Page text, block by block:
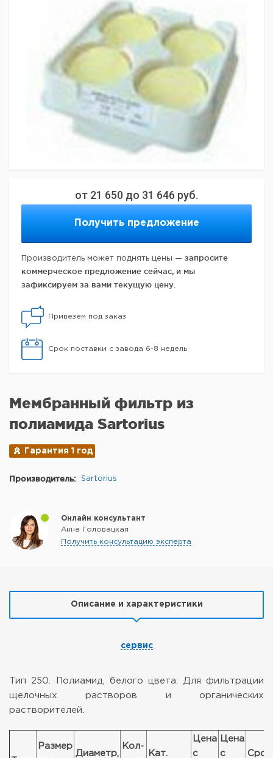
от 21 650 до 31 646 руб.
Получить предложение
Производитель может поднять цены — запросите
коммерческое предложение сейчас, и мы
зафиксируем за вами текущую цену.
Привезем под заказ
Срок поставки с завода 6-8 недель
Мембранный фильтр из
полиамида Sartorius
Гарантия 1 год
Производитель: Sartorius
Онлайн консультант
Анна Головацкая
Получить консультацию эксперта
Описание и характеристики
сервис
Тип 250. Полиамид, белого цвета. Для фильтрации
щелочных растворов и органических
растворителей.
Размер
Диаметр,
Кол-
Кат.
Цена
с
Цена
с
Срок